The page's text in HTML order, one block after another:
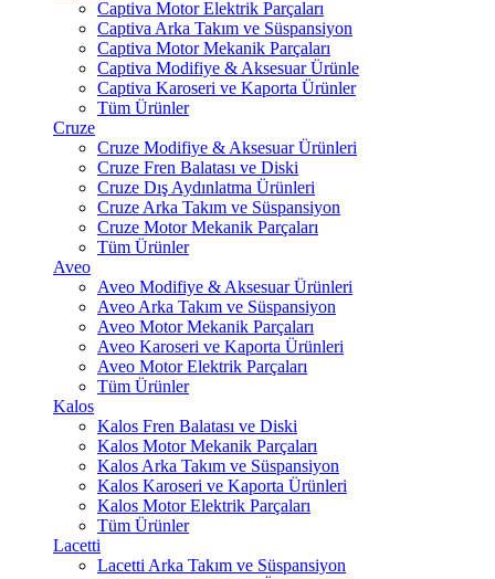
Captiva Motor Elektrik Parçaları
Captiva Arka Takım ve Süspansiyon
Captiva Motor Mekanik Parçaları
Captiva Modifiye & Aksesuar Ürünle
Captiva Karoseri ve Kaporta Ürünler
Tüm Ürünler
Cruze
Cruze Modifiye & Aksesuar Ürünleri
Cruze Fren Balatası ve Diski
Cruze Dış Aydınlatma Ürünleri
Cruze Arka Takım ve Süspansiyon
Cruze Motor Mekanik Parçaları
Tüm Ürünler
Aveo
Aveo Modifiye & Aksesuar Ürünleri
Aveo Arka Takım ve Süspansiyon
Aveo Motor Mekanik Parçaları
Aveo Karoseri ve Kaporta Ürünleri
Aveo Motor Elektrik Parçaları
Tüm Ürünler
Kalos
Kalos Fren Balatası ve Diski
Kalos Motor Mekanik Parçaları
Kalos Arka Takım ve Süspansiyon
Kalos Karoseri ve Kaporta Ürünleri
Kalos Motor Elektrik Parçaları
Tüm Ürünler
Lacetti
Lacetti Arka Takım ve Süspansiyon